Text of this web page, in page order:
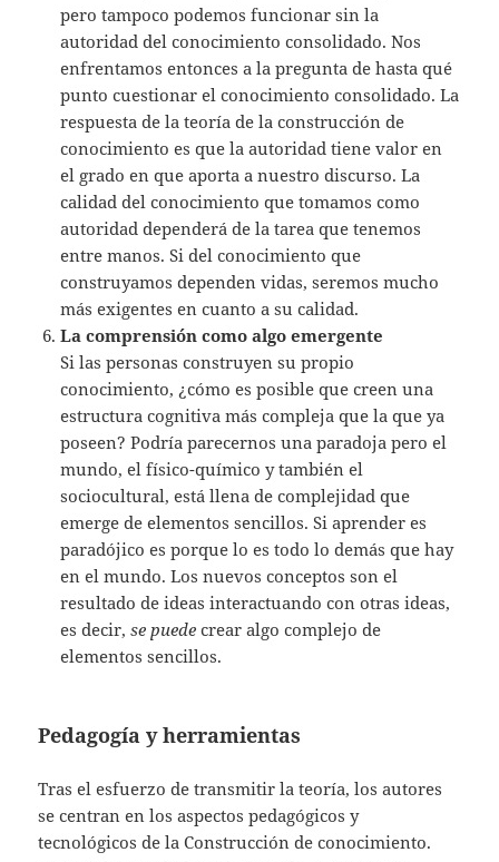
pero tampoco podemos funcionar sin la
autoridad del conocimiento consolidado. Nos
enfrentamos entonces a la pregunta de hasta qué
punto cuestionar el conocimiento consolidado. La
respuesta de la teoría de la construcción de
conocimiento es que la autoridad tiene valor en
el grado en que aporta a nuestro discurso. La
calidad del conocimiento que tomamos como
autoridad dependerá de la tarea que tenemos
entre manos. Si del conocimiento que
construyamos dependen vidas, seremos mucho
más exigentes en cuanto a su calidad.
La comprensión como algo emergente
Si las personas construyen su propio
conocimiento, ¿cómo es posible que creen una
estructura cognitiva más compleja que la que ya
poseen? Podría parecernos una paradoja pero el
mundo, el físico-químico y también el
sociocultural, está llena de complejidad que
emerge de elementos sencillos. Si aprender es
paradójico es porque lo es todo lo demás que hay
en el mundo. Los nuevos conceptos son el
resultado de ideas interactuando con otras ideas,
es decir,se puede crear algo complejo de
elementos sencillos.
Pedagogía y herramientas
Tras el esfuerzo de transmitir la teoría, los autores
se centran en los aspectos pedagógicos y
tecnológicos de la Construcción de conocimiento.